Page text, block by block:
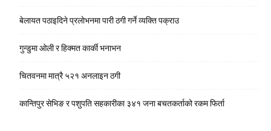
बेलायत पठाइदिने प्रलाेभनमा पारी ठगी गर्ने व्यक्ति पक्राउ
गुन्डुमा ओली र हिक्मत कार्की भनाभन
चितवनमा मात्रै ५२१ अनलाइन ठगी
कान्तिपुर सेभिङ र पशुपति सहकारीका ३४१ जना बचतकर्ताको रकम फिर्ता